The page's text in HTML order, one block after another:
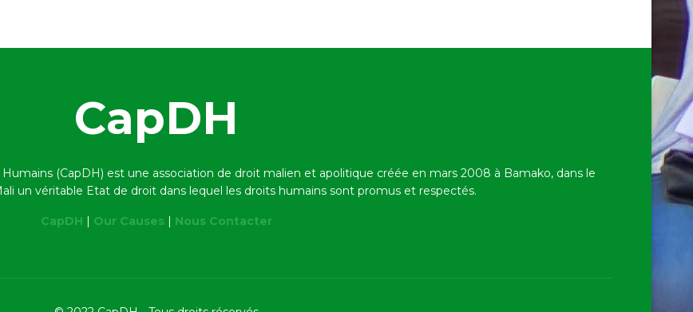
CapDH
(CapDH) est une association de droit malien et apolitique créée en mars 2008 à Bamako, dans le
un véritable Etat de droit dans lequel les droits humains sont promus et respectés.
CapDH Our Causes Nous Contacter